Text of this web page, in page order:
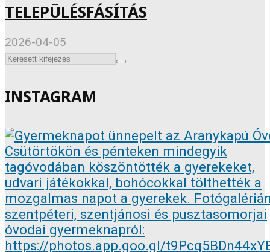
TELEPÜLÉSFÁSÍTÁS
2026-04-05
INSTAGRAM